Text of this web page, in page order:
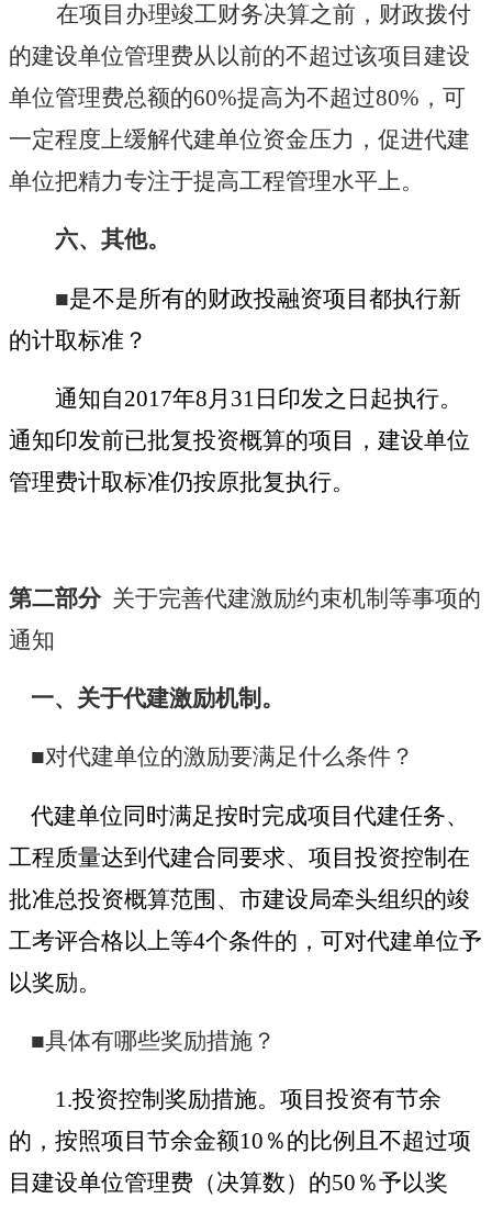
在项目办理竣工财务决算之前，财政拨付
的建设单位管理费从以前的不超过该项目建设
单位管理费总额的60%提高为不超过80%，可
一定程度上缓解代建单位资金压力，促进代建
单位把精力专注于提高工程管理水平上。
六、其他。
■是不是所有的财政投融资项目都执行新
的计取标准？
通知自2017年8 月 31 日印发之日起执行。
通知印发前已批复投资概算的项目，建设单位
管理费计取标准仍按原批复执行。
第二部分 关于完善代建激励约束机制等事项的
通知
一、关于代建激励机制。
■对代建单位的激励要满足什么条件？
代建单位同时满足按时完成项目代建任务、
工程质量达到代建合同要求、项目投资控制在
批准总投资概算范围、市建设局牵头组织的竣
工考评合格以上等4个条件的，可对代建单位予
以奖励。
■具体有哪些奖励措施？
1.投资控制奖励措施。 项目投资有节余
的，按照项目节余金额10％的比例且不超过项
目建设单位管理费（决算数）的50％予以奖